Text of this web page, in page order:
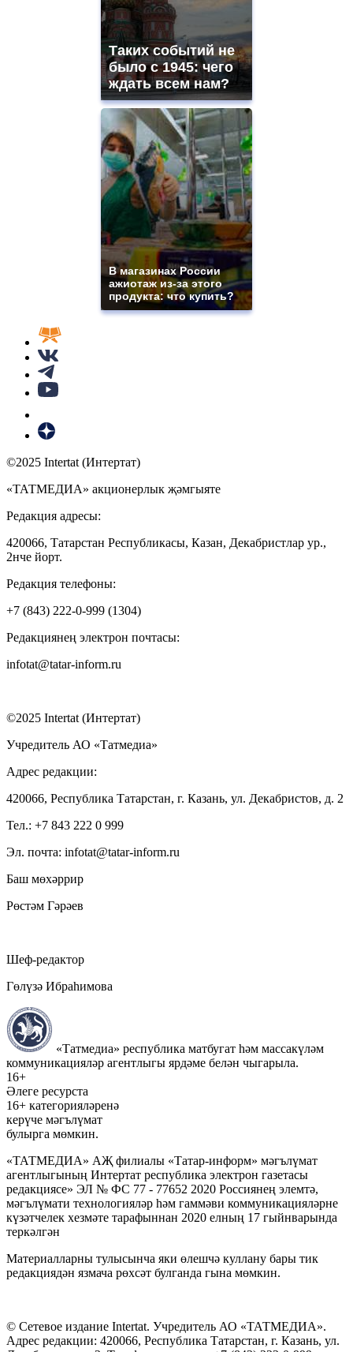
Таких событий не
было с 1945: чего
ждать всем нам?
В магазинах России
ажиотаж из-за этого
продукта: что купить?
©2025 Intertat (Интертат)
«ТАТМЕДИА» акционерлык җәмгыяте
Редакция адресы:
420066, Татарстан Республикасы, Казан, Декабристлар ур.,
2нче йорт.
Редакция телефоны:
+7 (843) 222-0-999 (1304)
Редакциянең электрон почтасы:
infotat@tatar-inform.ru
©2025 Intertat (Интертат)
Учредитель АО «Татмедиа»
Адрес редакции:
420066, Республика Татарстан, г. Казань, ул. Декабристов, д. 2
Тел.: +7 843 222 0 999
Эл. почта: infotat@tatar-inform.ru
Баш мөхәррир
Рөстәм Гәрәев
Шеф-редактор
Гөлүзә Ибраһимова
«Татмедиа» республика матбугат һәм массакүләм
коммуникацияләр агентлыгы ярдәме белән чыгарыла.
16+
Әлеге ресурста
16+ категорияләренә
керүче мәгълүмат
булырга мөмкин.
«ТАТМЕДИА» АҖ филиалы «Татар-информ» мәгълүмат
агентлыгының Интертат республика электрон газетасы
редакциясе» ЭЛ № ФС 77 - 77652 2020 Россиянең элемтә,
мәгълүмати технологияләр һәм гаммәви коммуникацияләрне
күзәтчелек хезмәте тарафыннан 2020 елның 17 гыйнварында
теркәлгән
Материалларны тулысынча яки өлешчә куллану бары тик
редакциядән язмача рөхсәт булганда гына мөмкин.
© Сетевое издание Intertat. Учредитель АО «ТАТМЕДИА».
Адрес редакции: 420066, Республика Татарстан, г. Казань, ул.